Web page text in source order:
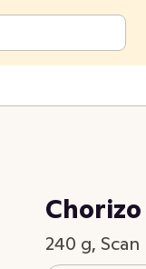
240 g, Scan